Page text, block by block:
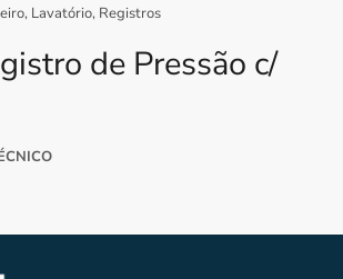
, Lavatório, Registros
de Pressão c/